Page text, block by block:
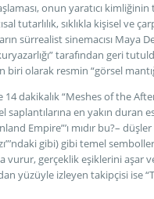
onun yaratıcı
tutarlılık, sıklıkla kişisel ve
sürrealist sinemacısı Maya
tarafından geri
biri olarak resmin “görsel
14 dakikalık “Meshes of the
saplantılarına en yakın duran
Empire”’ı mıdır bu?–
gibi) gibi temel
vurur, gerçeklik eşiklerini
yüzüyle izleyen takipçisi ise